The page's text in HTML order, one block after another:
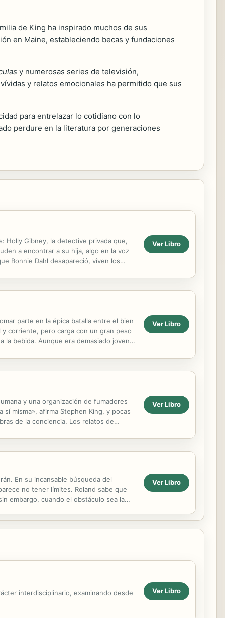
de King ha inspirado muchos de sus
en Maine, estableciendo becas y fundaciones
y numerosas series de televisión,
y relatos emocionales ha permitido que sus
para entrelazar lo cotidiano con lo
perdure en la literatura por generaciones
Holly Gibney, la detective privada que,
a encontrar a su hija, algo en la voz
Bonnie Dahl desapareció, viven los
Ver Libro
parte en la épica batalla entre el bien
y corriente, pero carga con un gran peso
la bebida. Aunque era demasiado joven,
Ver Libro
y una organización de fumadores
misma», afirma Stephen King, y pocas
de la conciencia. Los relatos de
Ver Libro
En su incansable búsqueda del
no tener límites. Roland sabe que
embargo, cuando el obstáculo sea la
Ver Libro
interdisciplinario, examinando desde Ver Libro